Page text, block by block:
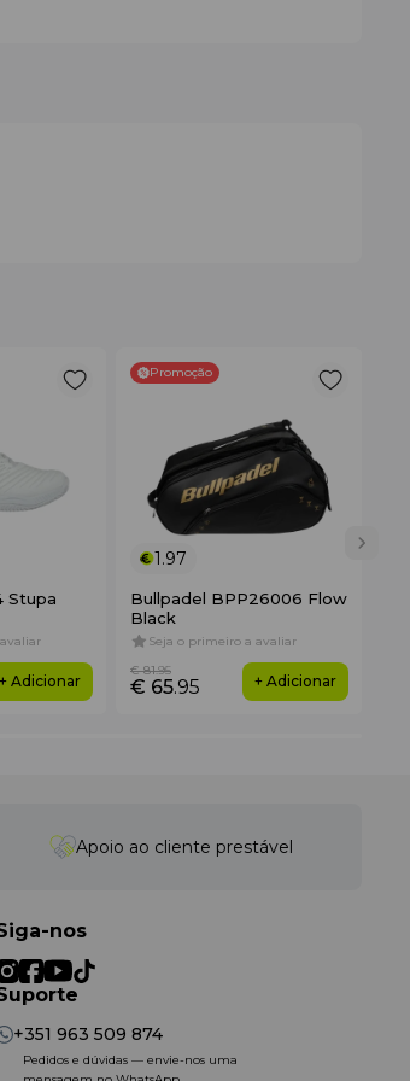
Stupa
+ Adicionar
Promoção
1.97
Bullpadel BPP26006 Flow
Black
Seja o primeiro a avaliar
€ 65.95
€ 81.95
+ Adicionar
Apoio ao cliente prestável
nos
+351 963 509 874
Pedidos e dúvidas — envie-nos uma